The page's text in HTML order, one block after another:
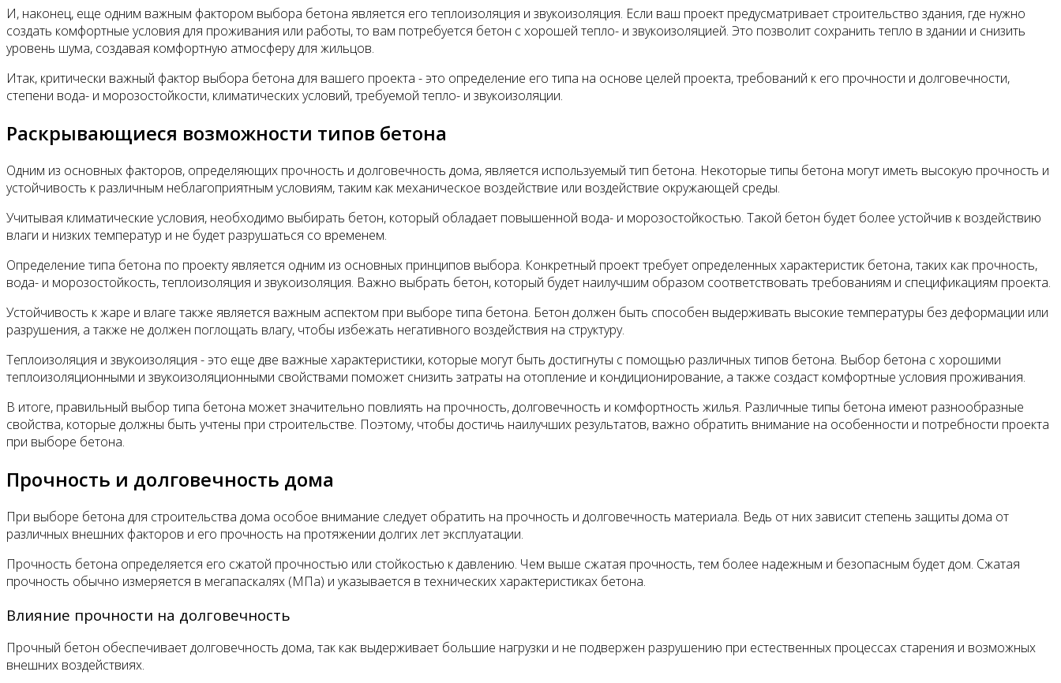
И, наконец, еще одним важным фактором выбора бетона является его теплоизоляция и звукоизоляция. Если ваш проект предусматривает строительство здания, где нужно
создать комфортные условия для проживания или работы, то вам потребуется бетон с хорошей тепло- и звукоизоляцией. Это позволит сохранить тепло в здании и снизить
уровень шума, создавая комфортную атмосферу для жильцов.
Итак, критически важный фактор выбора бетона для вашего проекта - это определение его типа на основе целей проекта, требований к его прочности и долговечности,
степени вода- и морозостойкости, климатических условий, требуемой тепло- и звукоизоляции.
Раскрывающиеся возможности типов бетона
Одним из основных факторов, определяющих прочность и долговечность дома, является используемый тип бетона. Некоторые типы бетона могут иметь высокую прочность и
устойчивость к различным неблагоприятным условиям, таким как механическое воздействие или воздействие окружающей среды.
Учитывая климатические условия, необходимо выбирать бетон, который обладает повышенной вода- и морозостойкостью. Такой бетон будет более устойчив к воздействию
влаги и низких температур и не будет разрушаться со временем.
Определение типа бетона по проекту является одним из основных принципов выбора. Конкретный проект требует определенных характеристик бетона, таких как прочность,
вода- и морозостойкость, теплоизоляция и звукоизоляция. Важно выбрать бетон, который будет наилучшим образом соответствовать требованиям и спецификациям проекта.
Устойчивость к жаре и влаге также является важным аспектом при выборе типа бетона. Бетон должен быть способен выдерживать высокие температуры без деформации или
разрушения, а также не должен поглощать влагу, чтобы избежать негативного воздействия на структуру.
Теплоизоляция и звукоизоляция - это еще две важные характеристики, которые могут быть достигнуты с помощью различных типов бетона. Выбор бетона с хорошими
теплоизоляционными и звукоизоляционными свойствами поможет снизить затраты на отопление и кондиционирование, а также создаст комфортные условия проживания.
В итоге, правильный выбор типа бетона может значительно повлиять на прочность, долговечность и комфортность жилья. Различные типы бетона имеют разнообразные
свойства, которые должны быть учтены при строительстве. Поэтому, чтобы достичь наилучших результатов, важно обратить внимание на особенности и потребности проекта
при выборе бетона.
Прочность и долговечность дома
При выборе бетона для строительства дома особое внимание следует обратить на прочность и долговечность материала. Ведь от них зависит степень защиты дома от
различных внешних факторов и его прочность на протяжении долгих лет эксплуатации.
Прочность бетона определяется его сжатой прочностью или стойкостью к давлению. Чем выше сжатая прочность, тем более надежным и безопасным будет дом. Сжатая
прочность обычно измеряется в мегапаскалях (МПа) и указывается в технических характеристиках бетона.
Влияние прочности на долговечность
Прочный бетон обеспечивает долговечность дома, так как выдерживает большие нагрузки и не подвержен разрушению при естественных процессах старения и возможных
внешних воздействиях.